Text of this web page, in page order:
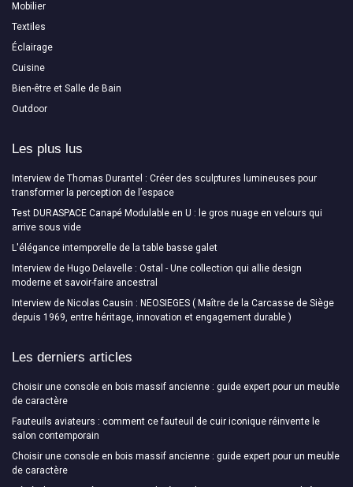
Mobilier
Textiles
Éclairage
Cuisine
Bien-être et Salle de Bain
Outdoor
Les plus lus
Interview de Thomas Durantel : Créer des sculptures lumineuses pour
transformer la perception de l’espace
Test DURASPACE Canapé Modulable en U : le gros nuage en velours qui
arrive sous vide
L'élégance intemporelle de la table basse galet
Interview de Hugo Delavelle : Ostal - Une collection qui allie design
moderne et savoir-faire ancestral
Interview de Nicolas Causin : NEOSIEGES ( Maître de la Carcasse de Siège
depuis 1969, entre héritage, innovation et engagement durable )
Les derniers articles
Choisir une console en bois massif ancienne : guide expert pour un meuble
de caractère
Fauteuils aviateurs : comment ce fauteuil de cuir iconique réinvente le
salon contemporain
Choisir une console en bois massif ancienne : guide expert pour un meuble
de caractère